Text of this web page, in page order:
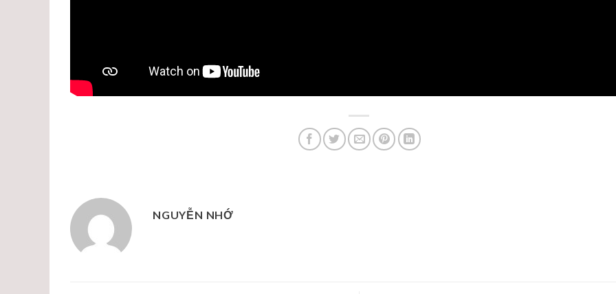
NGUYỄN NHỚ